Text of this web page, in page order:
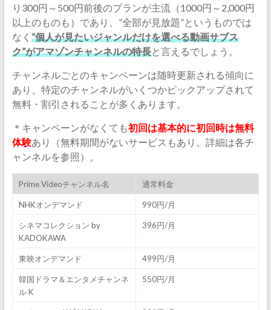
り300円～500円前後のプランが主流（1000円～2,000円
以上のものも）であり、”全部が見放題”というものでは
なく ”個人が見たいジャンルだけを選べる動画サブス
ク”がアマゾンチャンネルの特長と言えるでしょう。
チャンネルごとのキャンペーンは随時更新される傾向に
あり、特定のチャンネルがいくつかピックアップされて
無料・割引されることが多くあります。
＊キャンペーンがなくても初回は基本的に初回時は無料
体験あり（無料期間がないサービスもあり。詳細は各チ
ャンネルを参照）。
Prime Videoチャンネル名 通常料金
NHKオンデマンド 990円/月
シネマコレクション by
KADOKAWA
396円/月
東映オンデマンド 499円/月
韓国ドラマ＆エンタメチャンネ
ル K
550円/月